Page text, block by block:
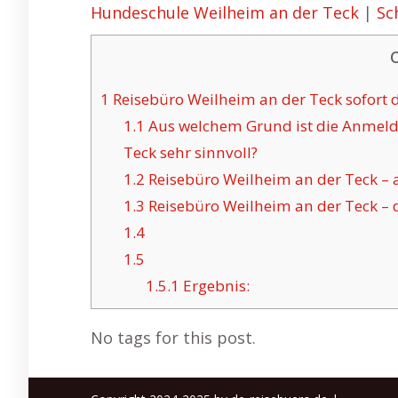
Hundeschule Weilheim an der Teck |
1 Reisebüro Weilheim an der Teck sofort
1.1 Aus welchem Grund ist die
Teck sehr sinnvoll?
1.2 Reisebüro Weilheim an der Teck
1.3 Reisebüro Weilheim an der Teck
1.4
1.5
1.5.1 Ergebnis:
No tags for this post.